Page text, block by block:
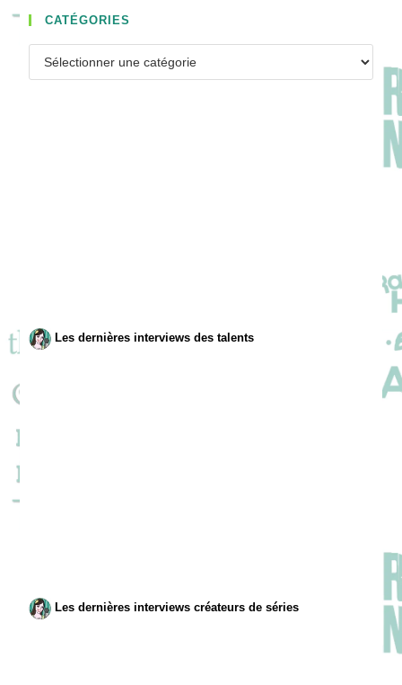
CATÉGORIES
Les dernières interviews des talents
Les dernières interviews créateurs de séries